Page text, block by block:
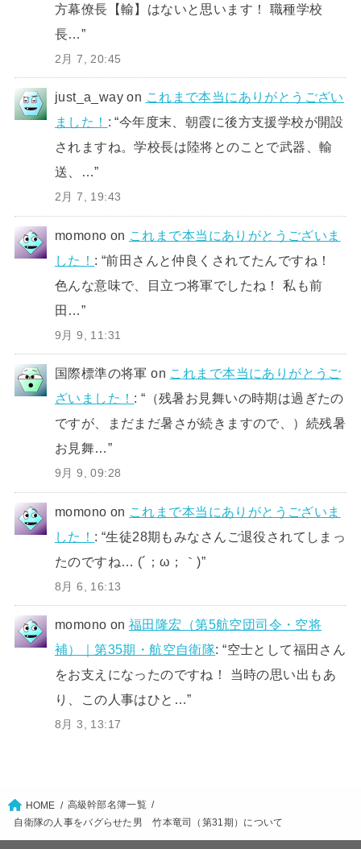
方幕僚長【輸】はないと思います！ 職種学校
長…”
2月 7, 20:45
just_a_way on これまで本当にありがとうござい
ました！ : “今年度末、朝霞に後方支援学校が開設
されますね。学校長は陸将とのことで武器、輸
送、…”
2月 7, 19:43
momono on これまで本当にありがとうございま
した！ : “前田さんと仲良くされてたんですね！
色んな意味で、目立つ将軍でしたね！ 私も前
田…”
9月 9, 11:31
国際標準の将軍 on これまで本当にありがとうご
ざいました！ : “ （残暑お見舞いの時期は過ぎたの
ですが、まだまだ暑さが続きますので、）続残暑
お見舞…”
9月 9, 09:28
momono on これまで本当にありがとうございま
した！ : “生徒28期もみなさんご退役されてしまっ
たのですね… (´；ω；｀)”
8月 6, 16:13
momono on福田隆宏（第5航空団司令・空将
補）｜第35期・航空自衛隊: “空士として福田さん
をお支えになったのですね！ 当時の思い出もあ
り、この人事はひと…”
8月 3, 13:17
HOME
高級幹部名簿一覧
自衛隊の人事をバグらせた男 竹本竜司（第31期）について